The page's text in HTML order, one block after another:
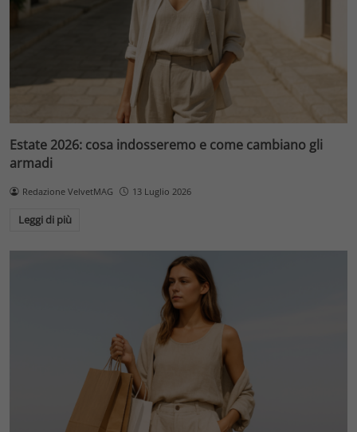
Estate 2026: cosa indosseremo e come cambiano gli
armadi
Redazione VelvetMAG 13 Luglio 2026
Leggi di più